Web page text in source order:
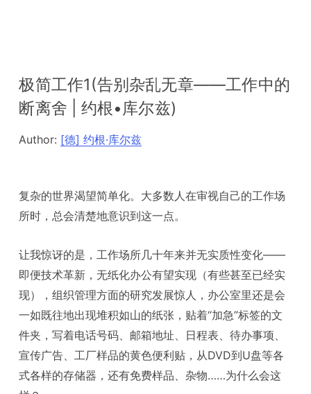
极简工作1(告别杂乱无章——工作中的
断离舍 | 约根•库尔兹)
Author: [德] 约根·库尔兹
复杂的世界渴望简单化。大多数人在审视自己的工作场
所时，总会清楚地意识到这一点。
让我惊讶的是，工作场所几十年来并无实质性变化——
即便技术革新，无纸化办公有望实现（有些甚至已经实
现），组织管理方面的研究发展惊人，办公室里还是会
一如既往地出现堆积如山的纸张，贴着“加急”标签的文
件夹，写着电话号码、邮箱地址、日程表、待办事项、
宣传广告、工厂样品的黄色便利贴，从DVD到U盘等各
式各样的存储器，还有免费样品、杂物……为什么会这